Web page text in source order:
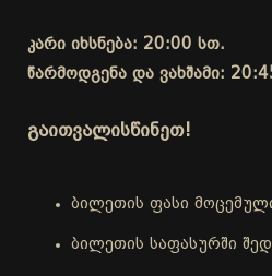
კარი იხსნება: 20:00 სთ.
წარმოდგენა და ვახშამი:
გაითვალისწინეთ!
ბილეთის ფასი
ბილეთის საფასურში